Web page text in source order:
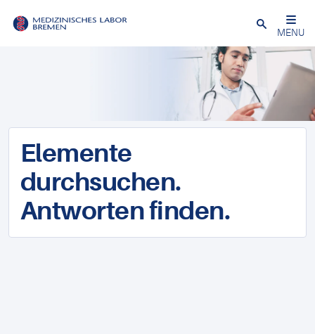
Schließen
MENU
Elemente
durchsuchen.
Antworten finden.